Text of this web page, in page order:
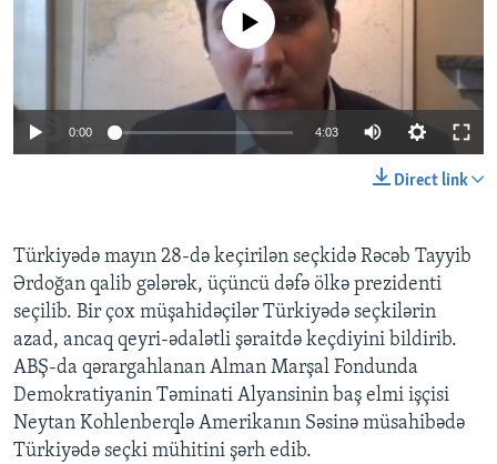
BIZI IZLƏYIN
No media source currently available
0:00 4:03
Direct link
Türkiyədə mayın 28-də keçirilən seçkidə Rəcəb Tayyib
Ərdoğan qalib gələrək, üçüncü dəfə ölkə prezidenti
seçilib. Bir çox müşahidəçilər Türkiyədə seçkilərin
azad, ancaq qeyri-ədalətli şəraitdə keçdiyini bildirib.
ABŞ-da qərargahlanan Alman Marşal Fondunda
Demokratiyanin Təminati Alyansinin baş elmi işçisi
Neytan Kohlenberqlə Amerikanın Səsinə müsahibədə
Türkiyədə seçki mühitini şərh edib.